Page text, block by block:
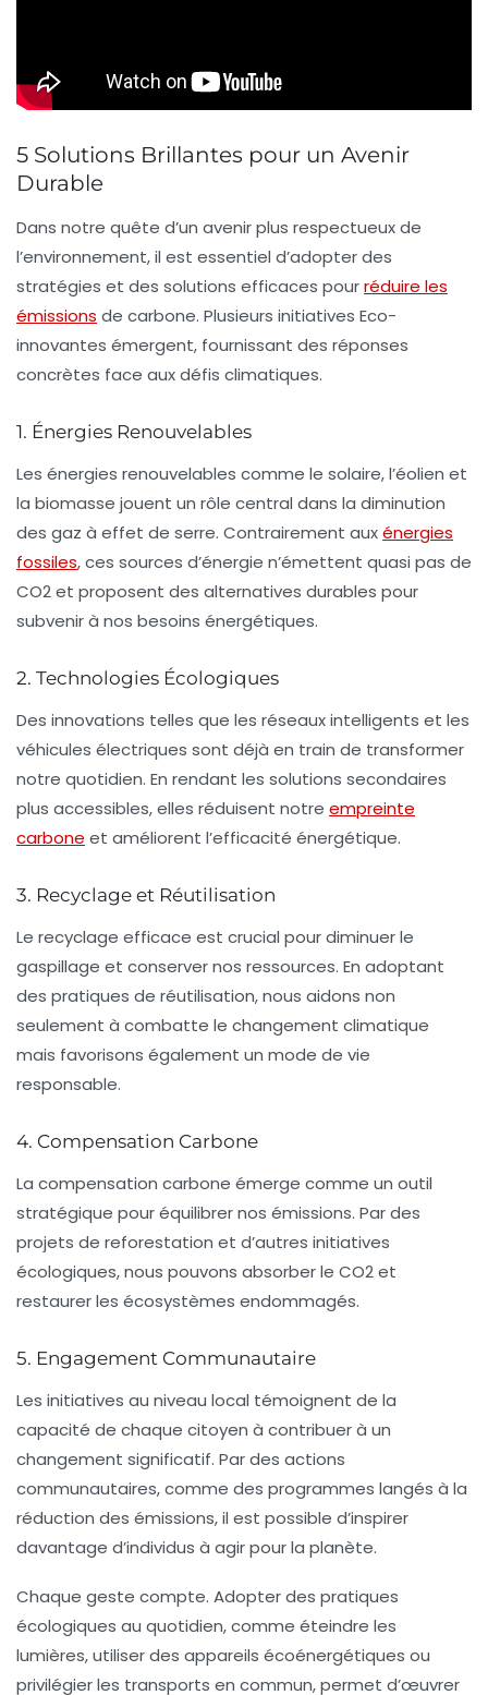
5 Solutions Brillantes pour un Avenir
Durable
Dans notre quête d’un avenir plus respectueux de
l’environnement, il est essentiel d’adopter des
stratégies et des solutions efficaces pourréduire les
émissions de carbone. Plusieurs initiatives Eco-
innovantes émergent, fournissant des réponses
concrètes face aux défis climatiques.
1. Énergies Renouvelables
Les énergies renouvelables comme le solaire, l’éolien et
la biomasse jouent un rôle central dans la diminution
des gaz à effet de serre. Contrairement auxénergies
fossiles, ces sources d’énergie n’émettent quasi pas de
CO2et proposent des alternatives durables pour
subvenir à nos besoins énergétiques.
2. Technologies Écologiques
Des innovations telles que les réseaux intelligents et les
véhicules électriques sont déjà en train de transformer
notre quotidien. En rendant les solutions secondaires
plus accessibles, elles réduisent notre empreinte
carbone et améliorent l’efficacité énergétique.
3. Recyclage et Réutilisation
Le recyclage efficace est crucial pour diminuer le
gaspillage et conserver nos ressources. En adoptant
des pratiques de réutilisation, nous aidons non
seulement à combatte le changement climatique
mais favorisons également un mode de vie
responsable.
4. Compensation Carbone
La compensation carbone émerge comme un outil
stratégique pour équilibrer nos émissions. Par des
projets de reforestation et d’autres initiatives
écologiques, nous pouvons absorber le CO2et
restaurer les écosystèmes endommagés.
5. Engagement Communautaire
Les initiatives au niveau local témoignent de la
capacité de chaque citoyen à contribuer à un
changement significatif. Par des actions
communautaires, comme des programmes langés à la
réduction des émissions, il est possible d’inspirer
davantage d’individus à agir pour la planète.
Chaque geste compte. Adopter des pratiques
écologiques au quotidien, comme éteindre les
lumières, utiliser des appareils écoénergétiques ou
privilégier les transports en commun, permet d’œuvrer